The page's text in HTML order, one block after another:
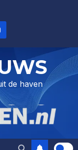
de haven